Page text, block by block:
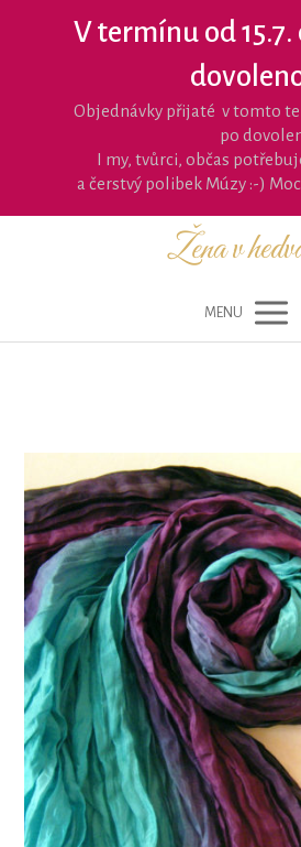
V termínu od 15.7.
Objednávky přijaté v tomto
po
I my, tvůrci, občas
a čerstvý polibek Múzy :-)
Žena v
MENU